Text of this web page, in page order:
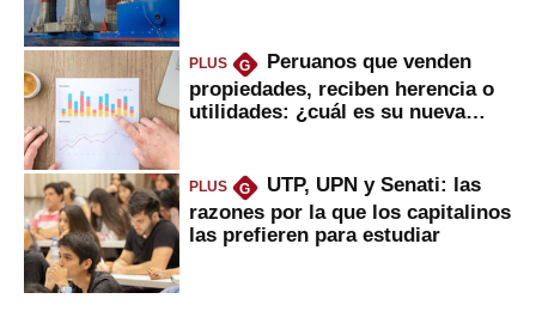
PLUS G
Peruanos que venden
propiedades, reciben herencia o
utilidades: ¿cuál es su nueva
PLUS G
UTP, UPN y Senati: las
razones por la que los capitalinos
las prefieren para estudiar